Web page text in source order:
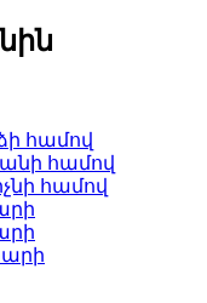
համով
համով
համով